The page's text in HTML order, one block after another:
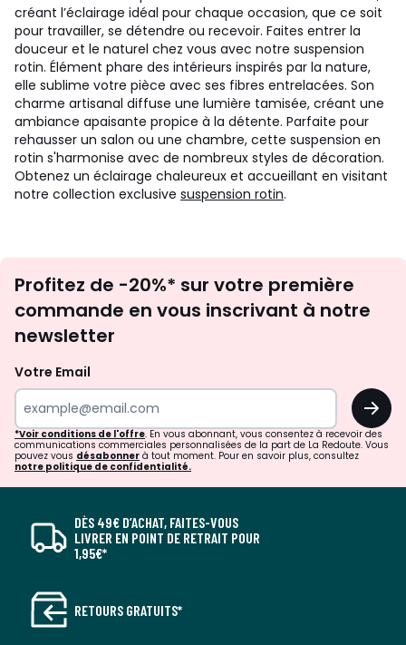
créant l’éclairage idéal pour chaque occasion, que ce soit
pour travailler, se détendre ou recevoir. Faites entrer la
douceur et le naturel chez vous avec notre suspension
rotin. Élément phare des intérieurs inspirés par la nature,
elle sublime votre pièce avec ses fibres entrelacées. Son
charme artisanal diffuse une lumière tamisée, créant une
ambiance apaisante propice à la détente. Parfaite pour
rehausser un salon ou une chambre, cette suspension en
rotin s'harmonise avec de nombreux styles de décoration.
Obtenez un éclairage chaleureux et accueillant en visitant
notre collection exclusive suspension rotin.
newsletter
Profitez de -20%* sur votre première
commande en vous inscrivant à notre
newsletter
Votre Email
OK
*Voir conditions de l'offre. En vous abonnant, vous consentez à recevoir des
communications commerciales personnalisées de la part de La Redoute. Vous
pouvez vous désabonner à tout moment. Pour en savoir plus, consultez
notre politique de confidentialité.
DÈS 49€ D’ACHAT, FAITES-VOUS
LIVRER EN POINT DE RETRAIT POUR
1,95€*
RETOURS GRATUITS*